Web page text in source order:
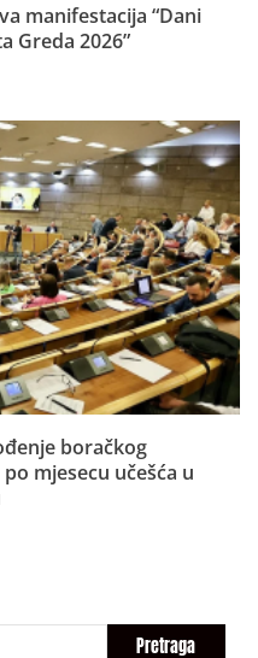
manifestacija “Dani
Greda 2026”
boračkog
mjesecu učešća u